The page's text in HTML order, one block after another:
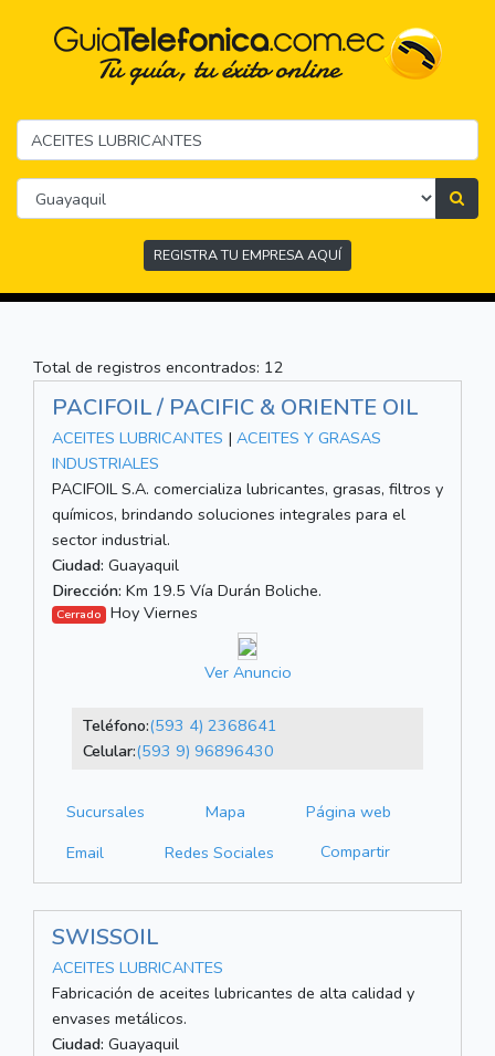
REGISTRA TU EMPRESA AQUÍ
Total de registros encontrados: 12
PACIFOIL / PACIFIC & ORIENTE OIL
ACEITES LUBRICANTES | ACEITES Y GRASAS
INDUSTRIALES
PACIFOIL S.A. comercializa lubricantes, grasas, filtros y
químicos, brindando soluciones integrales para el
sector industrial.
Ciudad: Guayaquil
Dirección: Km 19.5 Vía Durán Boliche.
Cerrado Hoy Viernes
Ver Anuncio
Teléfono:(593 4) 2368641
Celular:(593 9) 96896430
Sucursales Mapa
Página web
Email
Redes Sociales Compartir
SWISSOIL
ACEITES LUBRICANTES
Fabricación de aceites lubricantes de alta calidad y
envases metálicos.
Ciudad: Guayaquil